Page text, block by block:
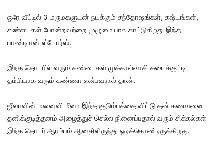
ஒரே வீட்டில் 3 மருமகளுடன் நடக்கும் சந்தோஷங்கள், கஷ்டங்கள்,
சண்டைகள் போன்றவற்றை முழுமையாக காட்டுகிறது இந்த
பாண்டியன் ஸ்டோர்ஸ்.
இந்த தொடரில் வரும் சண்டைகள் முக்கால்வாசி கடைக்குட்டி
தம்பியாக வரும் கண்ணா என்பவரால் தான்.
ஜீவாவின் மனைவி மீனா இந்த குடும்பத்தை விட்டு தன் கணவனை
தனிக்குடித்தனம் அழைத்துச் செல்ல நினைப்பதால் வரும் சிக்கல்கள்
இந்த தொடர் ஆரம்பம் ஆனதிலிருந்து ஓடிக்கொண்டிருக்கிறது.